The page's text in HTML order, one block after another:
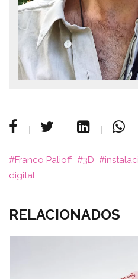
Franco Palioff 3D
digital
RELACIONADOS